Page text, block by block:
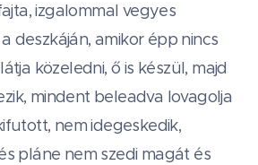
izgalommal vegyes
deszkáján, amikor épp nincs
közeledni, ő is készül, majd
mindent beleadva lovagolja
nem idegeskedik,
pláne nem szedi magát és